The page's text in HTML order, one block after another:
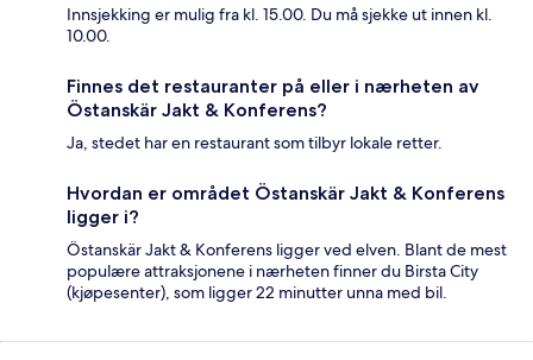
Innsjekking er mulig fra kl. 15.00. Du må sjekke ut innen kl.
10.00.
Finnes det restauranter på eller i nærheten av
Östanskär Jakt & Konferens?
Ja, stedet har en restaurant som tilbyr lokale retter.
Hvordan er området Östanskär Jakt & Konferens
ligger i?
Östanskär Jakt & Konferens ligger ved elven. Blant de mest
populære attraksjonene i nærheten finner du Birsta City
(kjøpesenter), som ligger 22 minutter unna med bil.